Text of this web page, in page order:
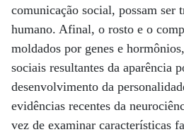
comunicação social, possam ser
humano. Afinal, o rosto e o
moldados por genes e
sociais resultantes da aparência
desenvolvimento da
evidências recentes da
vez de examinar características